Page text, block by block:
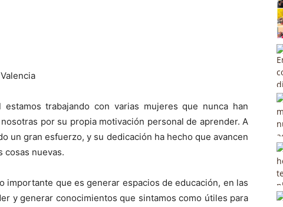
trabajando con varias mujeres que nunca han
por su propia motivación personal de aprender. A
un gran esfuerzo, y su dedicación ha hecho que avancen
cosas nuevas.
importante que es generar espacios de educación, en las
y generar conocimientos que sintamos como útiles para